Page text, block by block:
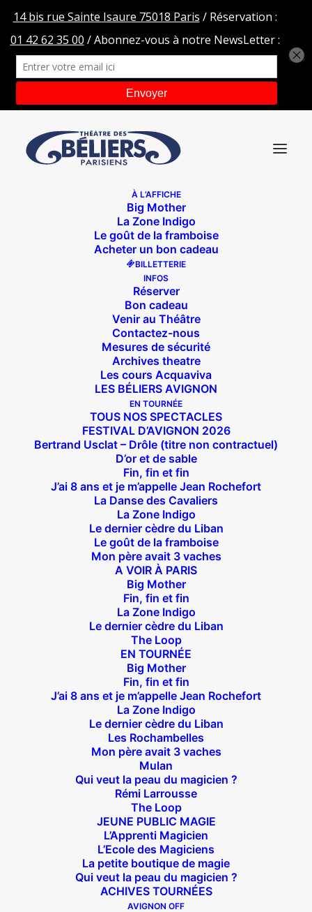
À L’AFFICHE
Big Mother
La Zone Indigo
Le goût de la framboise
Acheter un bon cadeau
BILLETTERIE
INFOS
Réserver
Bon cadeau
Venir au Théâtre
Contactez-nous
Mesures de sécurité
Archives theatre
Les cours Acquaviva
LES BÉLIERS AVIGNON
EN TOURNÉE
TOUS NOS SPECTACLES
FESTIVAL D’AVIGNON 2026
Bertrand Usclat – Drôle (titre non contractuel)
D’or et de sable
Fin, fin et fin
J’ai 8 ans et je m’appelle Jean Rochefort
La Danse des Cavaliers
La Zone Indigo
Le dernier cèdre du Liban
Le goût de la framboise
Mon père avait 3 vaches
A VOIR À PARIS
Big Mother
Fin, fin et fin
La Zone Indigo
Le dernier cèdre du Liban
The Loop
EN TOURNÉE
Big Mother
Fin, fin et fin
J’ai 8 ans et je m’appelle Jean Rochefort
La Zone Indigo
Le dernier cèdre du Liban
Les Rochambelles
Mon père avait 3 vaches
Mulan
Qui veut la peau du magicien ?
Rémi Larrousse
The Loop
JEUNE PUBLIC MAGIE
L’Apprenti Magicien
L’Ecole des Magiciens
La petite boutique de magie
Qui veut la peau du magicien ?
ACHIVES TOURNÉES
AVIGNON OFF
PORTRAITS-BIG-MOTHER-copy-Alejandro-Guerrero-
titre
Accueil
Big Mother
PORTRAITS-BIG-MOTHER-copy-Alejandro-Guerrero-titre
Suivez nous !
Théâtre des Béliers Parisiens
14 bis rue Sainte Isaure 75018 Paris
– M° Jules
Joffrin / Simplon – Loc :01 42 62 35 00
À l’affiche
Big Mother